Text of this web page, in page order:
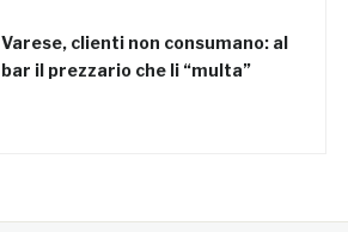
Varese, clienti non consumano: al
bar il prezzario che li “multa”